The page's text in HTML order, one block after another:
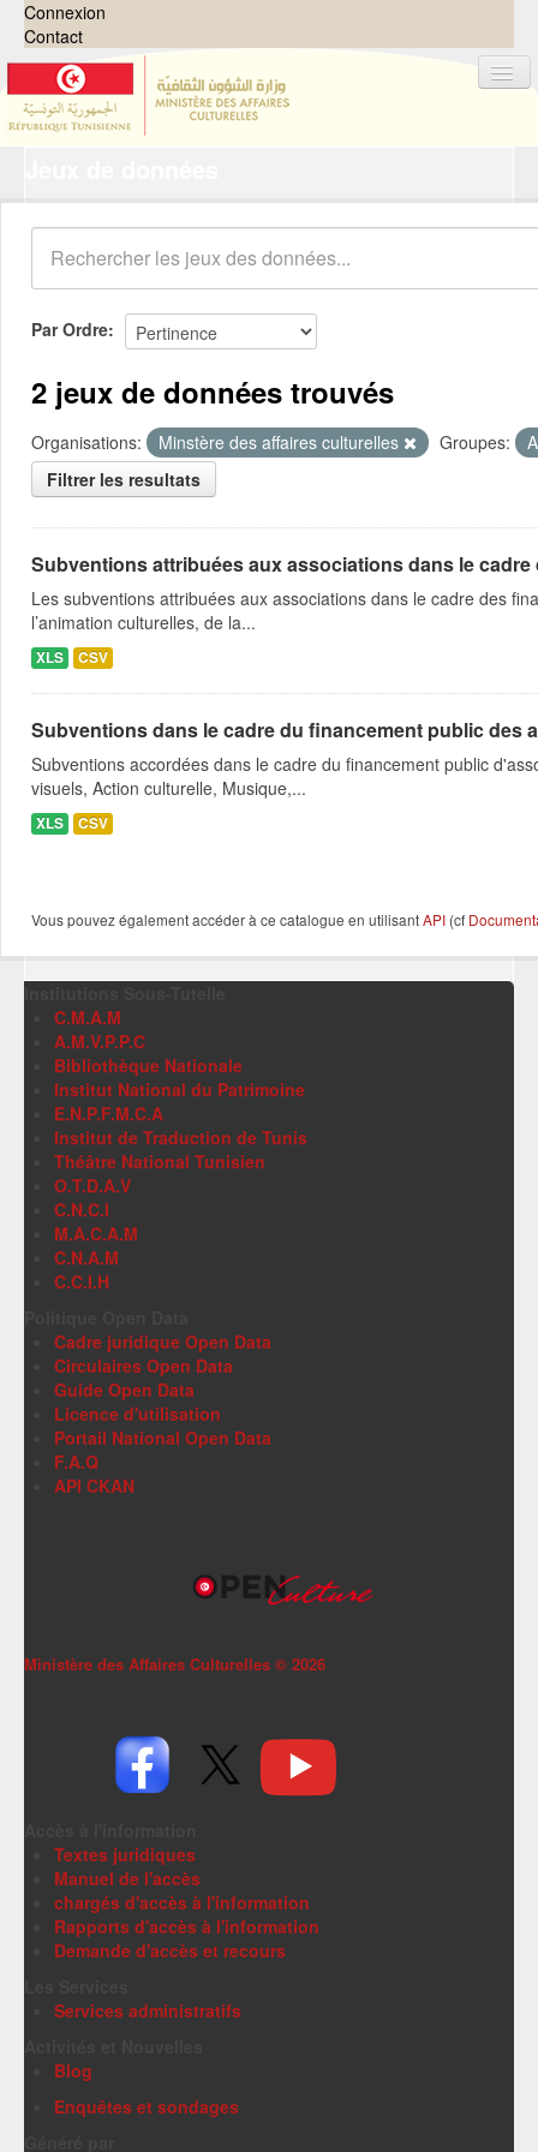
Connexion
Contact
Organisations
Groupes
Demandes 0
À propos
Par Ordre
2 jeux de données trouvés
Organisations: Minstère des affaires culturelles Groupes:
Filtrer les resultats
Subventions attribuées aux associations dans le
Les subventions attribuées aux associations dans le cadre des
l’animation culturelles, de la...
XLS CSV
Subventions dans le cadre du financement public des
Subventions accordées dans le cadre du financement public
visuels, Action culturelle, Musique,...
XLS CSV
Vous pouvez également accéder à ce catalogue en utilisantAPI (cf
C.M.A.M
A.M.V.P.P.C
Bibliothèque Nationale
Institut National du Patrimoine
E.N.P.F.M.C.A
Institut de Traduction de Tunis
Théâtre National Tunisien
O.T.D.A.V
C.N.C.I
M.A.C.A.M
C.N.A.M
C.C.I.H
Cadre juridique Open Data
Circulaires Open Data
Guide Open Data
Licence d'utilisation
Portail National Open Data
F.A.Q
API CKAN
Ministère des Affaires Culturelles © 2026
Textes juridiques
Manuel de l'accès
chargés d'accès à l'information
Rapports d'accès à l'information
Demande d'accès et recours
Services administratifs
Blog
Enquêtes et sondages